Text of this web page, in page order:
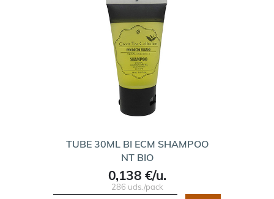
TUBE 30ML BI ECM SHAMPOO
NT BIO
0,138 €/u.
286 uds./pack